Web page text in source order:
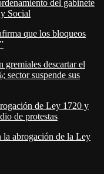
del gabinete
Social
que los bloqueos
gremiales descartar el
suspende sus
de Ley 1720 y
de protestas
la abrogación de la Ley